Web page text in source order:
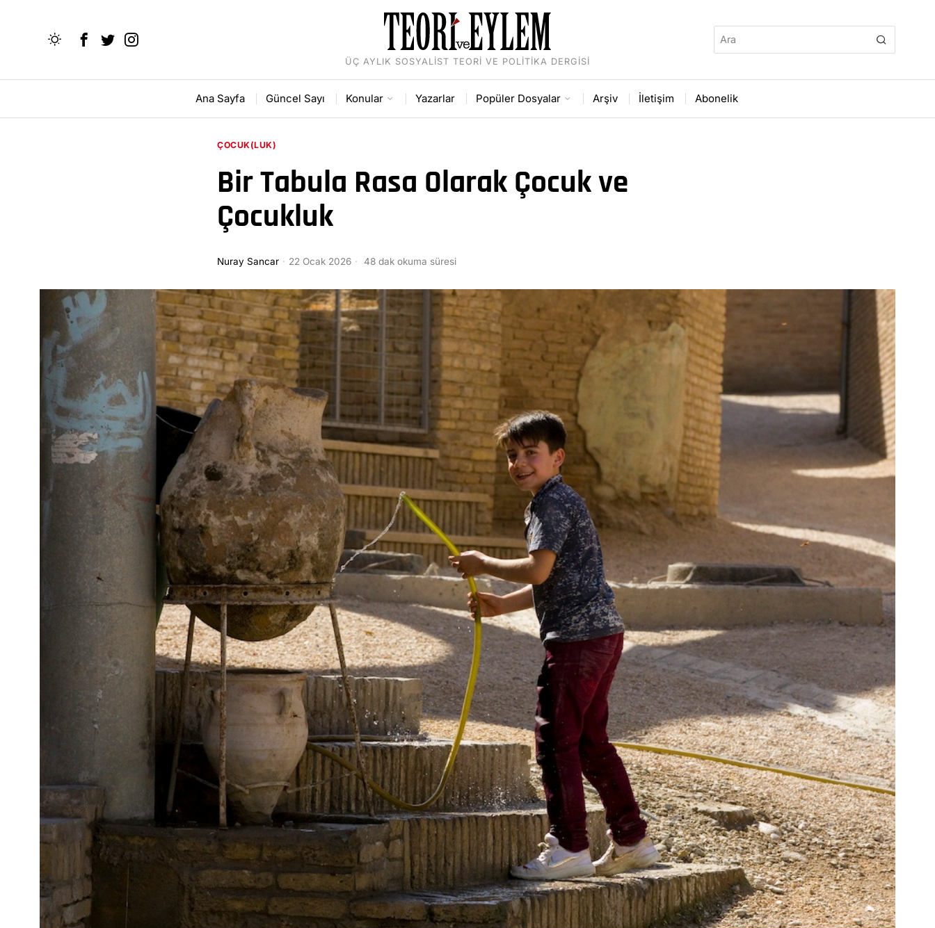
ÜÇ AYLIK SOSYALIST TEORI VE POLITIKA DERGISI
Ana Sayfa Güncel Sayı Konular Yazarlar Popüler Dosyalar Arşiv İletişim Abonelik
ÇOCUK(LUK)
Bir Tabula Rasa Olarak Çocuk ve
Çocukluk
Nuray Sancar 22 Ocak 2026 48 dak okuma süresi